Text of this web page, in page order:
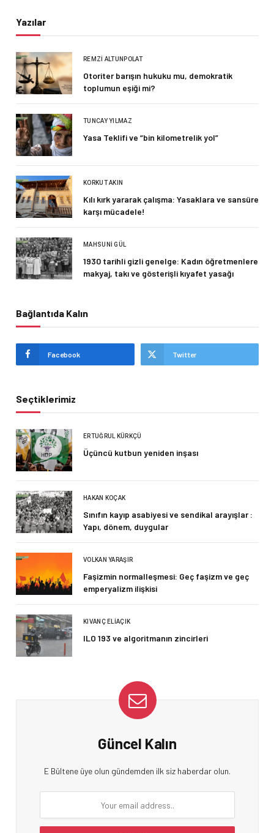
Yazılar
REMZI ALTUNPOLAT
Otoriter barışın hukuku mu, demokratik
toplumun eşiği mi?
TUNCAY YILMAZ
Yasa Teklifi ve “bin kilometrelik yol”
KORKUT AKIN
Kılı kırk yararak çalışma: Yasaklara ve sansüre
karşı mücadele!
MAHSUNI GÜL
1930 tarihli gizli genelge: Kadın öğretmenlere
makyaj, takı ve gösterişli kıyafet yasağı
Bağlantıda Kalın
Facebook Twitter
Seçtiklerimiz
ERTUĞRUL KÜRKÇÜ
Üçüncü kutbun yeniden inşası
HAKAN KOÇAK
Sınıfın kayıp asabiyesi ve sendikal arayışlar :
Yapı, dönem, duygular
VOLKAN YARAŞIR
Faşizmin normalleşmesi: Geç faşizm ve geç
emperyalizm ilişkisi
KIVANÇ ELIAÇIK
ILO 193 ve algoritmanın zincirleri
Güncel Kalın
E Bültene üye olun gündemden ilk siz haberdar olun.